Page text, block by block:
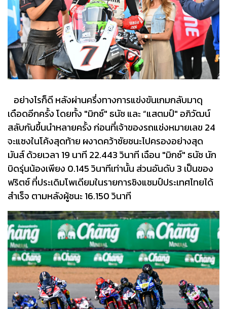
อย่างไรก็ดี หลังผ่านครึ่งทางการแข่งขันเกมกลับมาดุ
เดือดอีกครั้ง โดยทั้ง "มิกซ์" ธนัช และ “แสตมป์" อภิวัฒน์
สลับกันขึ้นนำหลายครั้ง ก่อนที่เจ้าของรถแข่งหมายเลข 24
จะแซงในโค้งสุดท้าย ผงาดคว้าชัยชนะไปครองอย่างสุด
มันส์ ด้วยเวลา 19 นาที 22.443 วินาที เฉือน "มิกซ์" ธนัช นัก
บิดรุ่นน้องเพียง 0.145 วินาทีเท่านั้น ส่วนอันดับ 3 เป็นของ
ฟริตซ์ ที่ประเดิมโพเดียมในรายการชิงแชมป์ประเทศไทยได้
สำเร็จ ตามหลังผู้ชนะ 16.150 วินาที